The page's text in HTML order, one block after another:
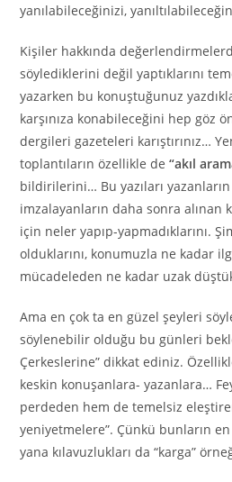
yanılabileceğinizi,
Kişiler hakkında
söylediklerini değil yaptıklarını
yazarken bu konuştuğunuz
karşınıza konabileceğini hep göz
dergileri gazeteleri karıştırınız…
toplantıların özellikle de“akıl
bildirilerini… Bu yazıları
imzalayanların daha sonra alınan
için neler yapıp-yapmadıklarını.
olduklarını, konumuzla ne kadar
mücadeleden ne kadar uzak
Ama en çok ta en güzel şeyleri
söylenebilir olduğu bu günleri
Çerkeslerine” dikkat ediniz.
keskin konuşanlara- yazanlara…
perdeden hem de temelsiz
yeniyetmelere”. Çünkü bunların
yana kılavuzlukları da “karga”